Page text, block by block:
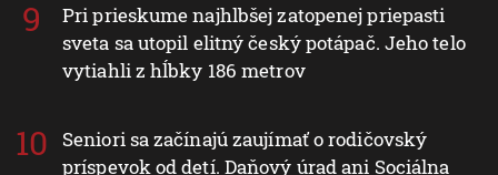
Pri prieskume najhlbšej zatopenej priepasti
sveta sa utopil elitný český potápač. Jeho telo
vytiahli z hĺbky 186 metrov
Seniori sa začínajú zaujímať o rodičovský
príspevok od detí. Daňový úrad ani Sociálna